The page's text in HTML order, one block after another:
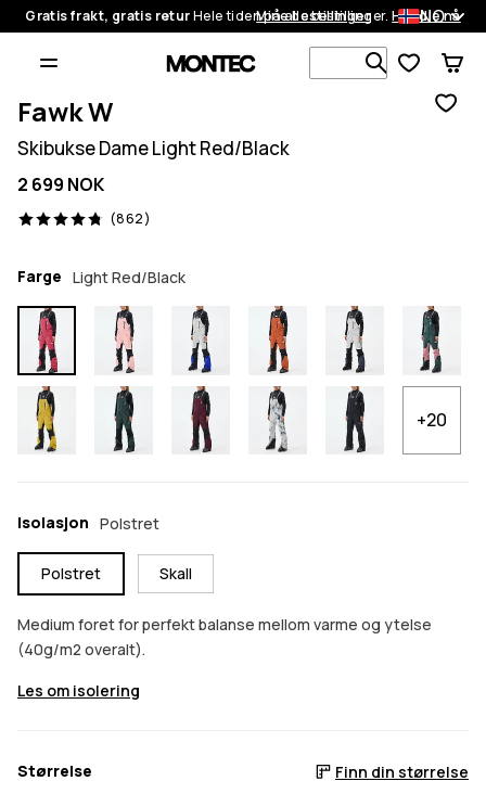
Gratis frakt, gratis returHele tiden på alle bestillinger.Handle nå
Mine bestillinger NO
Søk blant 1
Fawk W
Skibukse Dame Light Red/Black
2 699 NOK
(862)
862 anmeldelser, 4.8/5
Farge Light Red/Black
+20
Isolasjon Polstret
Polstret Skall
Medium foret for perfekt balanse mellom varme og ytelse
(40g/m2 overalt).
Les om isolering
Størrelse Finn din størrelse